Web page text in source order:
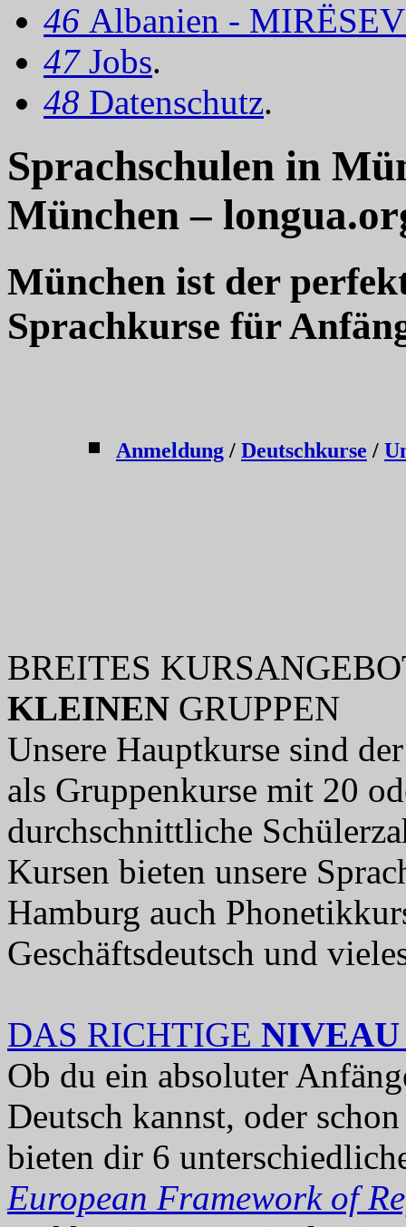
46 Albanien -
47 Jobs.
48 Datenschutz.
Sprachschulen in
München –
München ist der
Sprachkurse für
Anmeldung / Deutschkurse /
BREITES
KLEINEN GRUPPEN
Unsere Hauptkurse sind
als Gruppenkurse mit 20
durchschnittliche
Kursen bieten unsere
Hamburg auch
Geschäftsdeutsch und
DAS RICHTIGE NIVEAU
Ob du ein absoluter
Deutsch kannst, oder
bieten dir 6
European Framework of